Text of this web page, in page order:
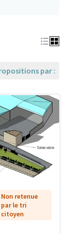
par :
Non retenue
par le tri
citoyen